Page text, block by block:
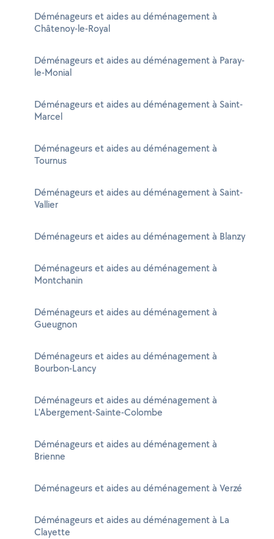
Déménageurs et aides au déménagement à
Châtenoy-le-Royal
Déménageurs et aides au déménagement à Paray-
le-Monial
Déménageurs et aides au déménagement à Saint-
Marcel
Déménageurs et aides au déménagement à
Tournus
Déménageurs et aides au déménagement à Saint-
Vallier
Déménageurs et aides au déménagement à Blanzy
Déménageurs et aides au déménagement à
Montchanin
Déménageurs et aides au déménagement à
Gueugnon
Déménageurs et aides au déménagement à
Bourbon-Lancy
Déménageurs et aides au déménagement à
L'Abergement-Sainte-Colombe
Déménageurs et aides au déménagement à
Brienne
Déménageurs et aides au déménagement à Verzé
Déménageurs et aides au déménagement à La
Clayette